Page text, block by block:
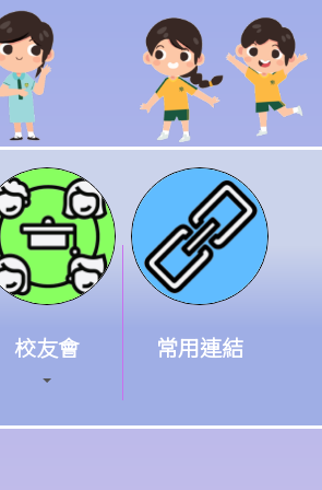
校友會 常用連結